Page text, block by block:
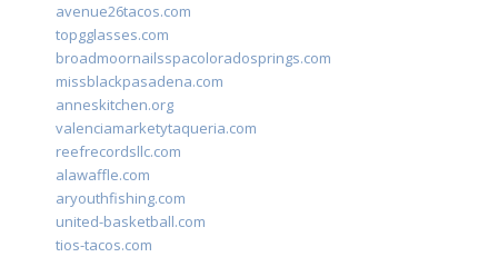
avenue26tacos.com
topgglasses.com
broadmoornailsspacoloradosprings.com
missblackpasadena.com
anneskitchen.org
valenciamarketytaqueria.com
reefrecordsllc.com
alawaffle.com
aryouthfishing.com
united-basketball.com
tios-tacos.com